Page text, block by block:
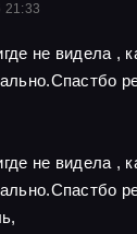
21:33
не видела ,
не видела ,